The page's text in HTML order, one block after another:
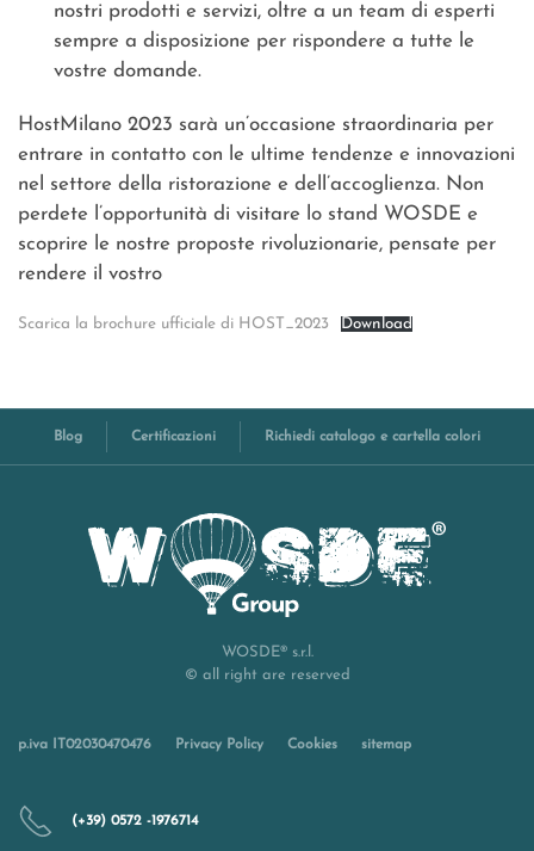
nostri prodotti e servizi, oltre a un team di esperti
sempre a disposizione per rispondere a tutte le
vostre domande.
HostMilano 2023 sarà un’occasione straordinaria per
entrare in contatto con le ultime tendenze e innovazioni
nel settore della ristorazione e dell’accoglienza. Non
perdete l’opportunità di visitare lo stand WOSDE e
scoprire le nostre proposte rivoluzionarie, pensate per
rendere il vostro
Scarica la brochure ufficiale di HOST_2023 Download
Blog Certificazioni Richiedi catalogo e cartella colori
WOSDE® s.r.l.
© all right are reserved
p.iva IT02030470476 Privacy Policy Cookies sitemap
(+39) 0572 -1976714